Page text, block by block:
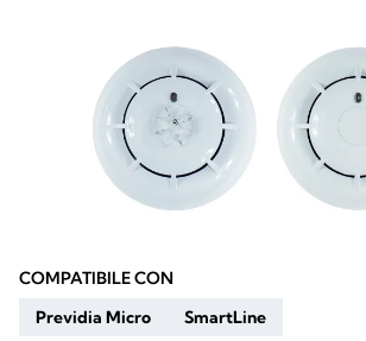
COMPATIBILE CON
Previdia Micro
SmartLine